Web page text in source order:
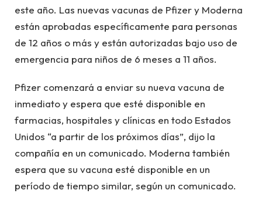
este año. Las nuevas vacunas de Pfizer y Moderna
están aprobadas específicamente para personas
de 12 años o más y están autorizadas bajo uso de
emergencia para niños de 6 meses a 11 años.
Pfizer comenzará a enviar su nueva vacuna de
inmediato y espera que esté disponible en
farmacias, hospitales y clínicas en todo Estados
Unidos “a partir de los próximos días”, dijo la
compañía en un comunicado. Moderna también
espera que su vacuna esté disponible en un
período de tiempo similar, según un comunicado.